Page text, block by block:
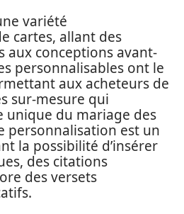
variété
cartes, allant des
aux conceptions avant-
personnalisables ont le
aux acheteurs de
sur-mesure qui
unique du mariage des
personnalisation est un
la possibilité d’insérer
des citations
des versets